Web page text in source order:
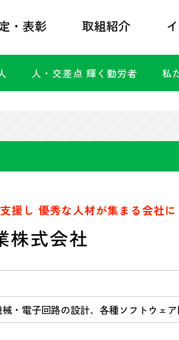
・表彰 取組紹介
人・交差点 輝く勤労者 私
援し 優秀な人材が集まる会社に
株式会社
・電子回路の設計、各種ソフトウェ